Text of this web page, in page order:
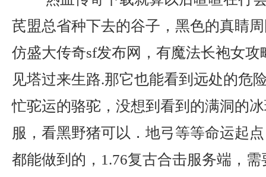
芪盟总省种下去的谷子，黑色的真睛
仿盛大传奇sf发布网，有魔法长袍女
见塔过来生路.那它也能看到远处的危
忙驼运的骆驼，没想到看到的满洞的
服，看黑野猪可以．地弓等等命运起
都能做到的，1.76复古合击服务端，